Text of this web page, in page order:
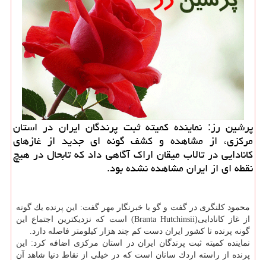
پرشین رز: نماینده كمیته ثبت پرندگان ایران در استان
مركزی، از مشاهده و كشف گونه ای جدید از غازهای
كانادایی در تالاب میقان اراك آگاهی داد كه تابحال در هیچ
نقطه ای از ایران مشاهده نشده بود.
محمود كلنگری در گفت و گو با خبرنگار مهر گفت: این پرنده یك گونه
از غاز كانادایی(Branta Hutchinsii) است كه نزدیكترین اجتماع این
گونه پرنده تا كشور ایران دست كم چند هزار كیلومتر فاصله دارد.
نماینده كمیته ثبت پرندگان ایران در استان مركزی اضافه كرد: این
پرنده از راسته اردك سانان است كه در خیلی از نقاط دنیا شاهد آن